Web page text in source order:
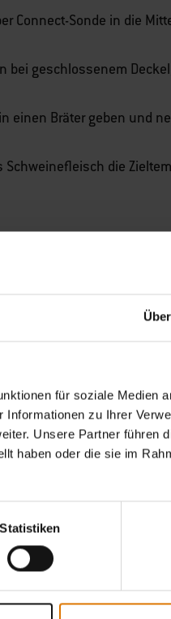
für soziale Medien
zu Ihrer
Unsere Partner führen
haben oder die sie im
Statistiken
Connect-Sonde in die
bei geschlossenem
einen Bräter geben und
Schweinefleisch die
in Scheiben schneiden
über das